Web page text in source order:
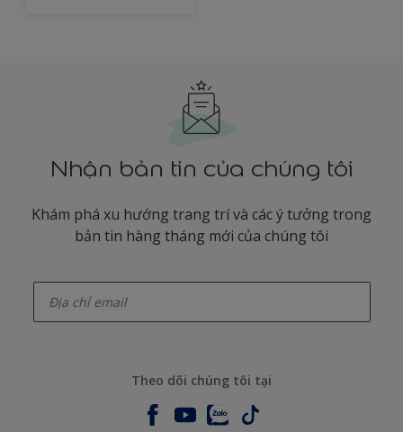
Nhận bản tin của chúng tôi
Khám phá xu hướng trang trí và các ý tưởng trong
bản tin hàng tháng mới của chúng tôi
Theo dõi chúng tôi tại